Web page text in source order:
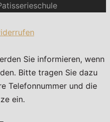
Sie informieren, wenn
Bitte tragen Sie dazu
Telefonnummer und die
ein.